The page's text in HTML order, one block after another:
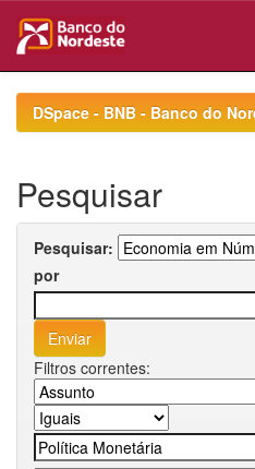
navigationDSpace - BNB - Banco do
Pesquisar
Pesquisar:
por
Filtros correntes: